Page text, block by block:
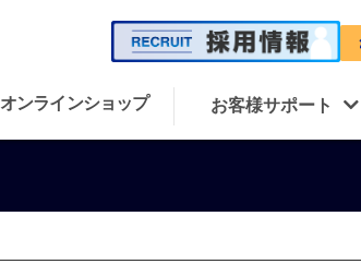
オンラインショップ お客様サポート